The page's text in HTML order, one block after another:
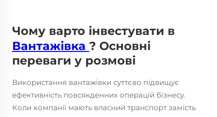
Чому варто інвестувати в
Вантажівка ? Основні
переваги у розмові
Використання вантажівки суттєво підвищує
ефективність повсякденних операцій бізнесу.
Коли компанії мають власний транспорт замість